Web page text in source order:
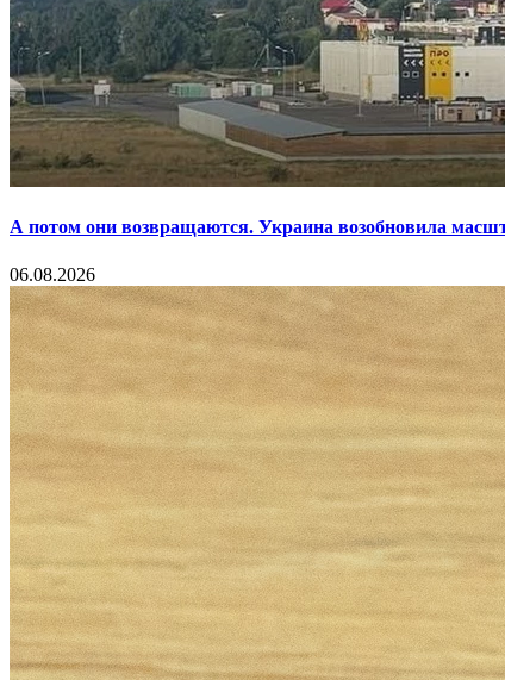
А потом они возвращаются. Украина возобновила
06.08.2026